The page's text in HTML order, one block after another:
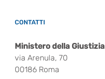
CONTATTI
Ministero della Giustizia
via Arenula, 70
00186 Roma